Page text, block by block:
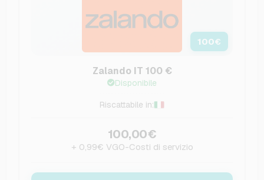
100€
Zalando IT 100 €
Disponibile
Riscattabile in:
100,00€
+ 0,99€ VGO-Costi di servizio